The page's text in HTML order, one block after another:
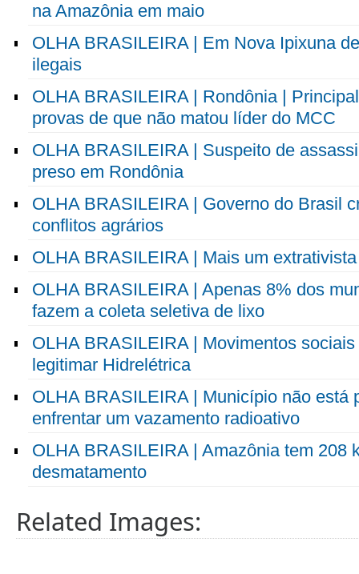
na Amazônia em maio
OLHA BRASILEIRA | Em Nova Ipixuna
ilegais
OLHA BRASILEIRA | Rondônia |
provas de que não matou líder do MCC
OLHA BRASILEIRA | Suspeito de
preso em Rondônia
OLHA BRASILEIRA | Governo do Brasil
conflitos agrários
OLHA BRASILEIRA | Mais um
OLHA BRASILEIRA | Apenas 8% dos
fazem a coleta seletiva de lixo
OLHA BRASILEIRA | Movimentos
legitimar Hidrelétrica
OLHA BRASILEIRA | Município não está
enfrentar um vazamento radioativo
OLHA BRASILEIRA | Amazônia tem 208
desmatamento
Related Images: